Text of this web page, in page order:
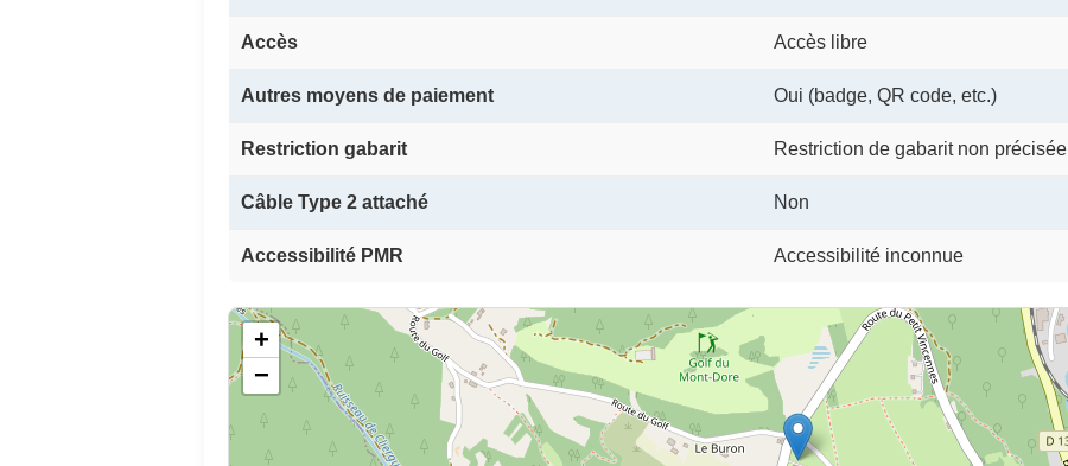
Accès Accès libre
Autres moyens de paiement Oui (badge, QR code, etc.)
Restriction gabarit Restriction de gabarit non précisée
Câble Type 2 attaché Non
Accessibilité PMR Accessibilité inconnue
+
−